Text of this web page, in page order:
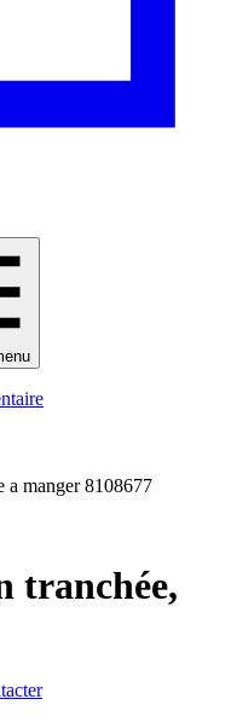
a manger 8108677
tranchée,